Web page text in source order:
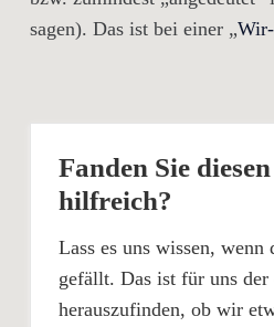
sagen). Das ist bei einer „
Fanden Sie
hilfreich?
Lass es uns wissen, wenn
gefällt. Das ist für uns der
herauszufinden, ob wir